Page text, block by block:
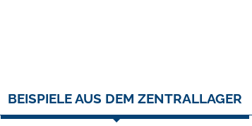
BEISPIELE AUS DEM ZENTRALLAGER